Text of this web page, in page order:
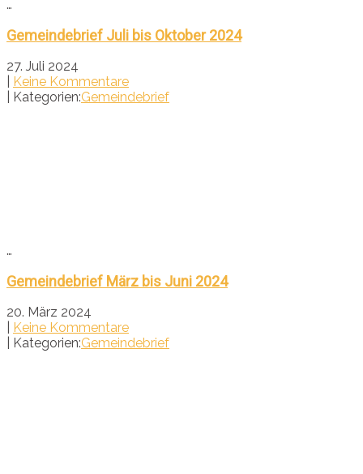
…
Gemeindebrief Juli bis Oktober 2024
27. Juli 2024
Keine Kommentare
| Kategorien:Gemeindebrief
…
Gemeindebrief März bis Juni 2024
20. März 2024
Keine Kommentare
| Kategorien:Gemeindebrief